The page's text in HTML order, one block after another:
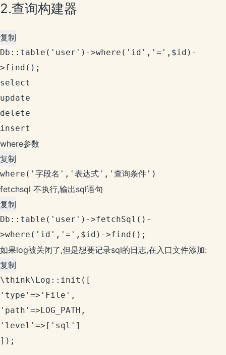
2.查询构建器
复制
Db::table('user')->where('id','=',$id)-
>find();
select
update
delete
insert
where参数
复制
where('字段名','表达式','查询条件')
fetchsql 不执行,输出sql语句
复制
Db::table('user')->fetchSql()-
>where('id','=',$id)->find();
如果log被关闭了,但是想要记录sql的日志,在入口文件添加:
复制
\think\Log::init([
'type'=>'File',
'path'=>LOG_PATH,
'level'=>['sql']
]);